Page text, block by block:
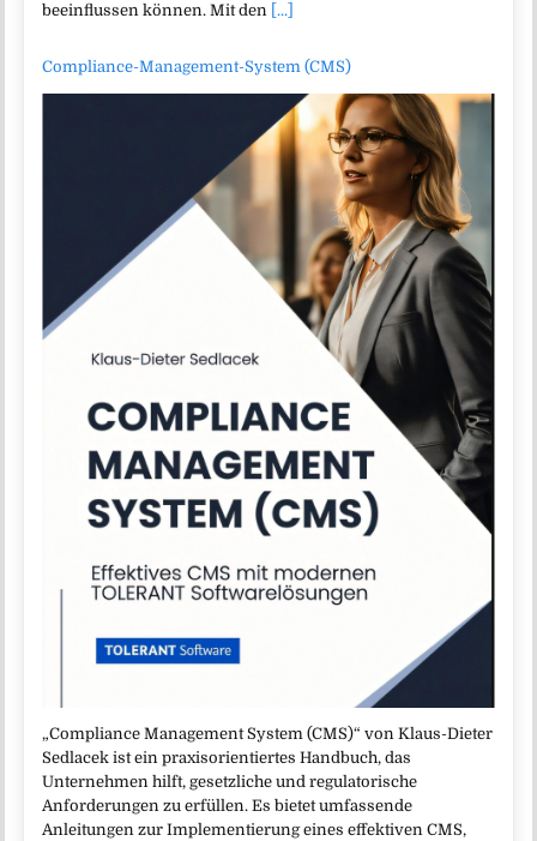
beeinflussen können. Mit den [...]
Compliance-Management-System (CMS)
„Compliance Management System (CMS)“ von Klaus-Dieter
Sedlacek ist ein praxisorientiertes Handbuch, das
Unternehmen hilft, gesetzliche und regulatorische
Anforderungen zu erfüllen. Es bietet umfassende
Anleitungen zur Implementierung eines effektiven CMS,